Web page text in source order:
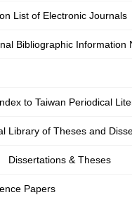
List of Electronic Journals
Bibliographic Information
to Taiwan Periodical
Library of Theses and
Dissertations & Theses
Papers